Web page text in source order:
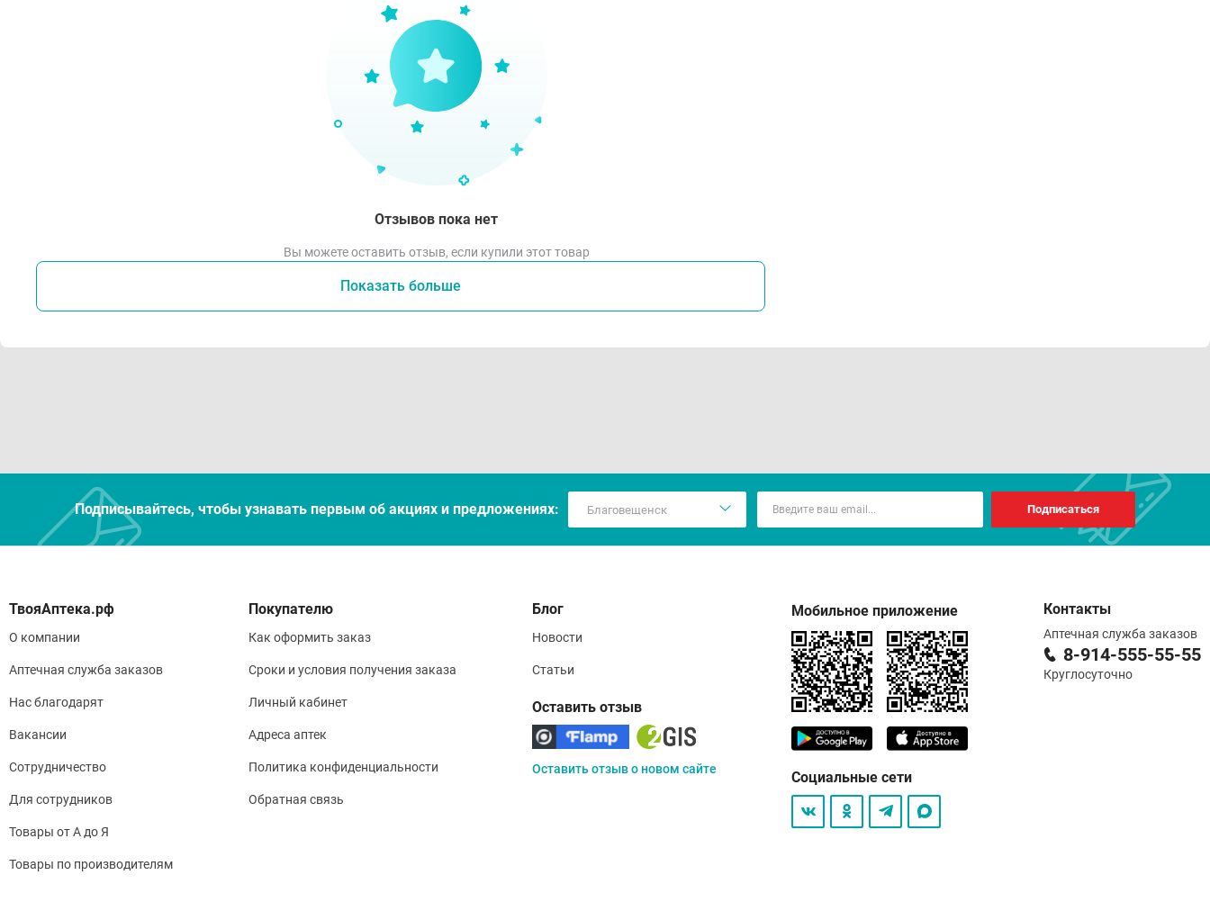
Отзывов пока нет
Вы можете оставить отзыв, если купили этот товар
Показать больше
Подписывайтесь, чтобы узнавать первым об акцияx и предложениях: Подписаться
О компании
Аптечная служба заказов
Нас благодарят
Вакансии
Сотрудничество
Для сотрудников
Товары от А до Я
Товары по производителям
Покупателю
Как оформить заказ
Сроки и условия получения заказа
Личный кабинет
Адреса аптек
Политика конфиденциальности
Обратная связь
Блог
Новости
Статьи
Оставить отзыв
Оставить отзыв о новом сайте
Мобильное приложение
Социальные сети
Контакты
Аптечная служба заказов
8-914-555-55-55
Круглосуточно